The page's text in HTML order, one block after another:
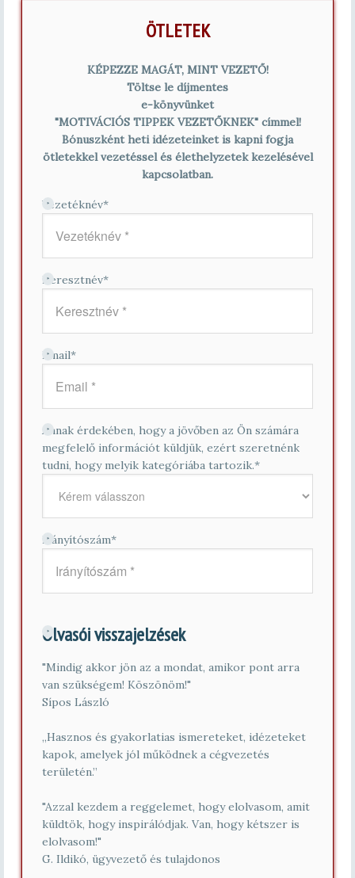
ÖTLETEK
KÉPEZZE MAGÁT, MINT VEZETŐ!
Töltse le díjmentes
e-könyvünket
"MOTIVÁCIÓS TIPPEK VEZETŐKNEK" címmel!
Bónuszként heti idézeteinket is kapni fogja
ötletekkel vezetéssel és élethelyzetek kezelésével
kapcsolatban.
Vezetéknév*
Keresztnév*
Email*
Annak érdekében, hogy a jövőben az Ön számára
megfelelő információt küldjük, ezért szeretnénk
tudni, hogy melyik kategóriába tartozik.*
Irányítószám*
Olvasói visszajelzések
"Mindig akkor jön az a mondat, amikor pont arra
van szükségem! Köszönöm!"
Sípos László
„Hasznos és gyakorlatias ismereteket, idézeteket
kapok, amelyek jól működnek a cégvezetés
területén.”
"Azzal kezdem a reggelemet, hogy elolvasom, amit
küldtök, hogy inspirálódjak. Van, hogy kétszer is
elolvasom!"
G. Ildikó, ügyvezető és tulajdonos